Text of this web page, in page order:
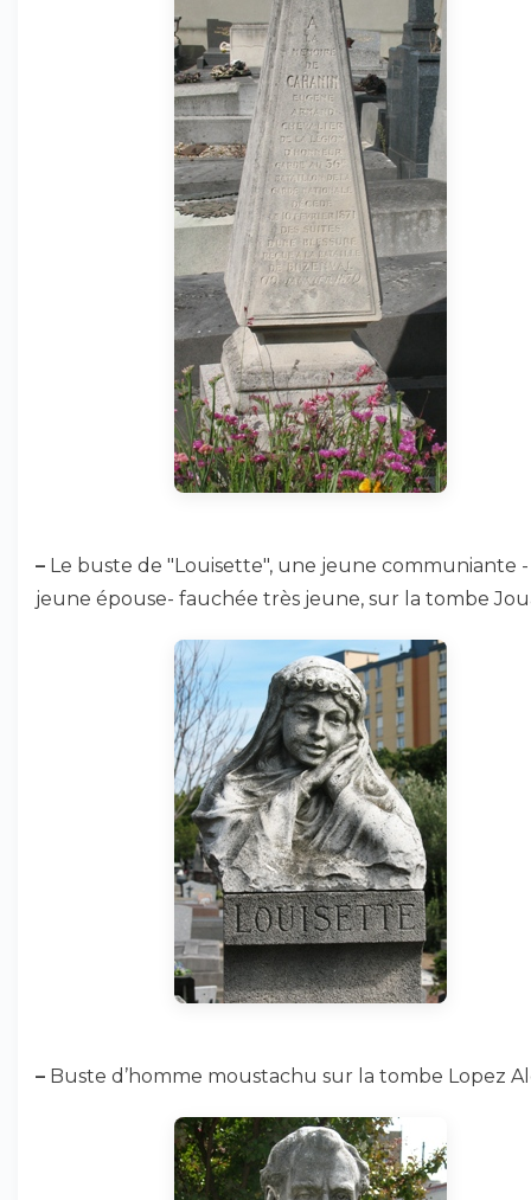
– Le buste de "Louisette", une jeune communiante
jeune épouse- fauchée très jeune, sur la tombe
– Buste d’homme moustachu sur la tombe Lopez